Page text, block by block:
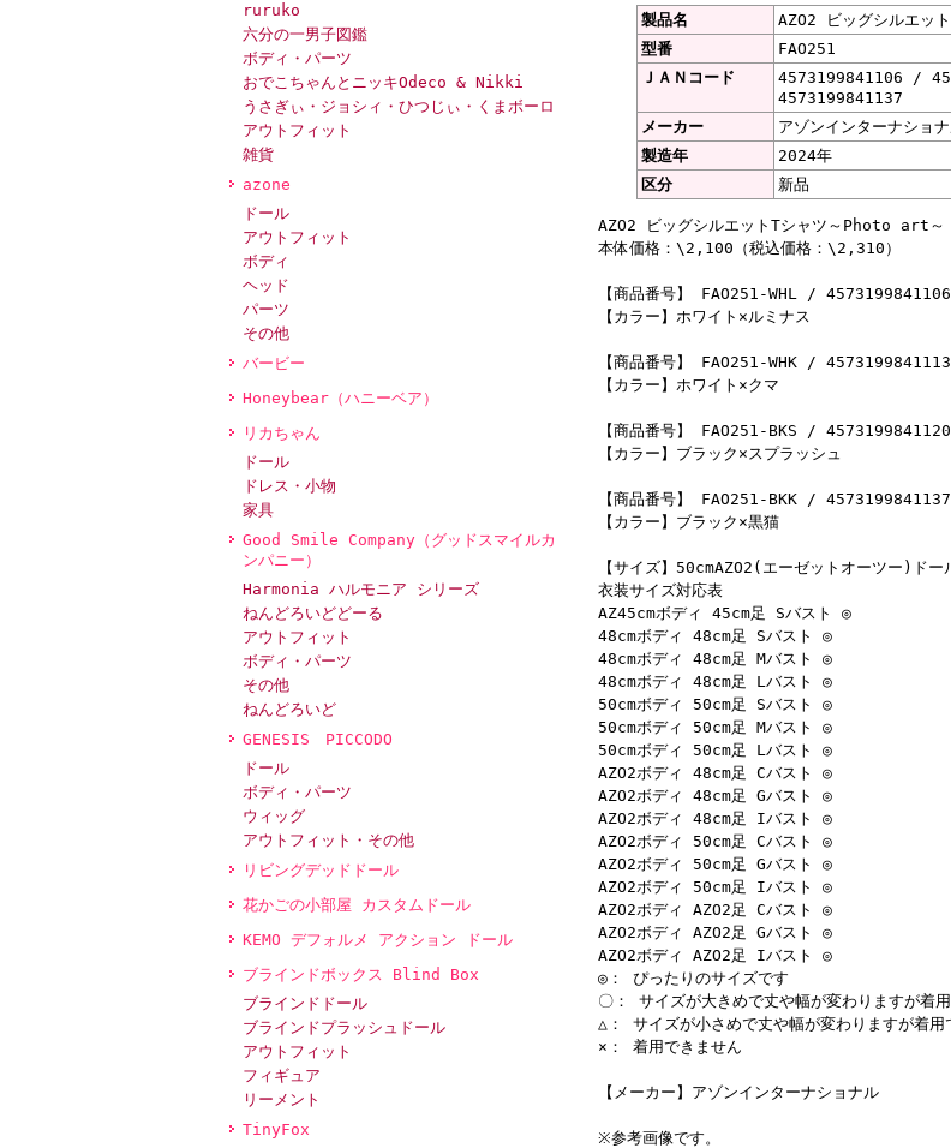
ruruko
六分の一男子図鑑
ボディ・パーツ
おでこちゃんとニッキOdeco & Nikki
うさぎぃ・ジョシィ・ひつじぃ・くまボーロ
アウトフィット
雑貨
azone
ドール
アウトフィット
ボディ
ヘッド
パーツ
その他
バービー
Honeybear（ハニーベア）
リカちゃん
ドール
ドレス・小物
家具
Good Smile Company（グッドスマイルカ
ンパニー）
Harmonia ハルモニア シリーズ
ねんどろいどどーる
アウトフィット
ボディ・パーツ
その他
ねんどろいど
GENESIS PICCODO
ドール
ボディ・パーツ
ウィッグ
アウトフィット・その他
リビングデッドドール
花かごの小部屋 カスタムドール
KEMO デフォルメ アクション ドール
ブラインドボックス Blind Box
ブラインドドール
ブラインドプラッシュドール
アウトフィット
フィギュア
リーメント
TinyFox
製品名
AZO2 ビッグシルエッ
型番
FAO251
ＪＡＮコード
4573199841106 /
4573199841137
メーカー
アゾンインターナショ
製造年
2024年
区分
新品
AZO2 ビッグシルエットTシャツ～Photo art～
本体価格：\2,100（税込価格：\2,310）
【商品番号】 FAO251-WHL / 4573199841106
【カラー】ホワイト×ルミナス
【商品番号】 FAO251-WHK / 4573199841113
【カラー】ホワイト×クマ
【商品番号】 FAO251-BKS / 4573199841120
【カラー】ブラック×スプラッシュ
【商品番号】 FAO251-BKK / 4573199841137
【カラー】ブラック×黒猫
【サイズ】50cmAZO2(エーゼットオーツー)ドー
衣装サイズ対応表
AZ45cmボディ 45cm足 Sバスト ◎
48cmボディ 48cm足 Sバスト ◎
48cmボディ 48cm足 Mバスト ◎
48cmボディ 48cm足 Lバスト ◎
50cmボディ 50cm足 Sバスト ◎
50cmボディ 50cm足 Mバスト ◎
50cmボディ 50cm足 Lバスト ◎
AZO2ボディ 48cm足 Cバスト ◎
AZO2ボディ 48cm足 Gバスト ◎
AZO2ボディ 48cm足 Iバスト ◎
AZO2ボディ 50cm足 Cバスト ◎
AZO2ボディ 50cm足 Gバスト ◎
AZO2ボディ 50cm足 Iバスト ◎
AZO2ボディ AZO2足 Cバスト ◎
AZO2ボディ AZO2足 Gバスト ◎
AZO2ボディ AZO2足 Iバスト ◎
◎： ぴったりのサイズです
〇： サイズが大きめで丈や幅が変わりますが着
△： サイズが小さめで丈や幅が変わりますが着用
×： 着用できません
【メーカー】アゾンインターナショナル
※参考画像です。